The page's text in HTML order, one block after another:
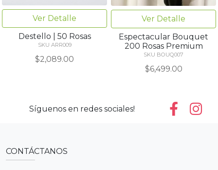
Ver Detalle
Destello | 50 Rosas
SKU ARR009
$2,089.00
Ver Detalle
Espectacular Bouquet
200 Rosas Premium
SKU BOUQ007
$6,499.00
Síguenos en redes sociales!
CONTÁCTANOS